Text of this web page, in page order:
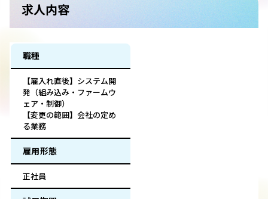
求人内容
職種
【雇入れ直後】システム開
発（組み込み・ファームウ
ェア・制御）
【変更の範囲】会社の定め
る業務
雇用形態
正社員